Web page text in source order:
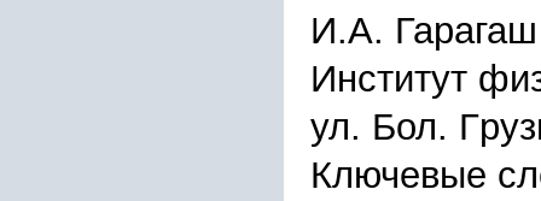
И.А. Гаpагаш
Инcтитут
ул. Бол.
Ключевые